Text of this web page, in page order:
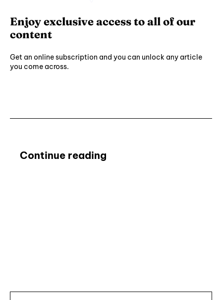
Continue reading
Enjoy exclusive access to all of our
content
Get an online subscription and you can unlock any article
you come across.